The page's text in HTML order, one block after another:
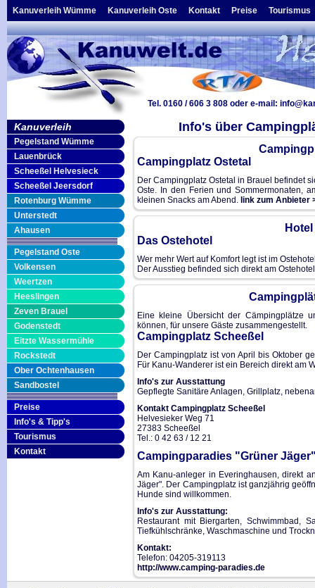
Kanuverleih Wümme Kanuverleih Oste Kontakt Preise Tourismus
Tel. 0160 / 606 3 808 oder e-mail:
Kanuverleih
Pegelstand Wümme
Lauenbrück
Scheeßel Helvesieck
Scheeßel Jeersdorf
Rotenburg Wümme
Unterstedt
Ahausen
Pegelstand Oste
Volkensen
Weertzen
Heeslingen
Zeven Brauel
Godenstedt
Eitzte Wassermühle
Rockstedt
Ober Ochtenhausen
Sandbostel
Preise
Info's & Tipp's
Tourismus
Kontakt
Info's über
Campingplatz Ostetal
Der Campingplatz Ostetal in Brauel befindet
Oste. In den Ferien und Sommermonaten,
kleinen Snacks am Abend. link zum Anbieter
Das Ostehotel
Wer mehr Wert auf Komfort legt ist im
Der Ausstieg befinded sich direkt am
Eine kleine Übersicht der Cämpingplätze
können, für unsere Gäste zusammengestellt.
Campingplatz Scheeßel
Der Campingplatz ist von April bis Oktober
Für Kanu-Wanderer ist ein Bereich direkt am
Info's zur Ausstattung
Gepflegte Sanitäre Anlagen, Grillplatz,
Kontakt Campingplatz Scheeßel
Helvesieker Weg 71
27383 Scheeßel
Tel.: 0 42 63 / 12 21
Campingparadies "Grüner
Am Kanu-anleger in Everinghausen, direkt
Jäger". Der Campingplatz ist ganzjährig
Hunde sind willkommen.
Info's zur Ausstattung:
Restaurant mit Biergarten, Schwimmbad,
Tiefkühlschränke, Waschmaschine und
Kontakt:
Telefon: 04205-319113
http://www.camping-paradies.de